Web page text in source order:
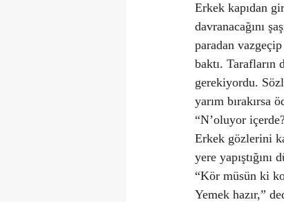
Erkek kapıdan
davranacağını
paradan
baktı. Tarafların
gerekiyordu.
yarım bırakırsa
“N’oluyor
Erkek gözlerini
yere
“Kör müsün ki
Yemek hazır,”